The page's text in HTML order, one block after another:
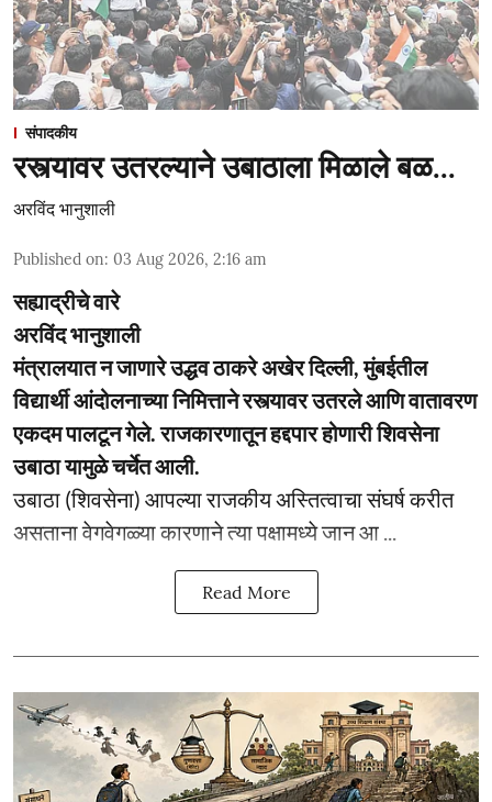
संपादकीय
रस्त्यावर उतरल्याने उबाठाला मिळाले बळ...
अरविंद भानुशाली
Published on: 03 Aug 2026, 2:16 am
सह्याद्रीचे वारे
अरविंद भानुशाली
मंत्रालयात न जाणारे उद्धव ठाकरे अखेर दिल्ली, मुंबईतील
विद्यार्थी आंदोलनाच्या निमित्ताने रस्त्यावर उतरले आणि वातावरण
एकदम पालटून गेले. राजकारणातून हद्दपार होणारी शिवसेना
उबाठा यामुळे चर्चेत आली.
उबाठा (शिवसेना) आपल्या राजकीय अस्तित्वाचा संघर्ष करीत
असताना वेगवेगळ्या कारणाने त्या पक्षामध्ये जान आ ...
Read More